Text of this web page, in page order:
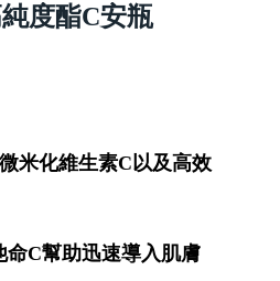
度酯C安瓶
米化維生素C以及高效
C幫助迅速導入肌膚